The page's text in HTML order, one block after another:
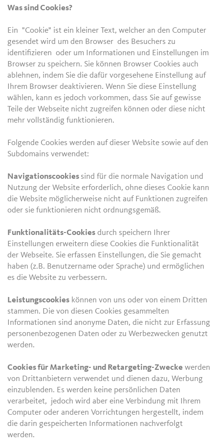
Was sind Cookies?
Ein "Cookie" ist ein kleiner Text, welcher an den Computer
gesendet wird um den Browser des Besuchers zu
identifizieren oder um Informationen und Einstellungen im
Browser zu speichern. Sie können Browser Cookies auch
ablehnen, indem Sie die dafür vorgesehene Einstellung auf
Ihrem Browser deaktivieren. Wenn Sie diese Einstellung
wählen, kann es jedoch vorkommen, dass Sie auf gewisse
Teile der Webseite nicht zugreifen können oder diese nicht
mehr vollständig funktionieren.
Folgende Cookies werden auf dieser Website sowie auf den
Subdomains verwendet:
Navigationscookies sind für die normale Navigation und
Nutzung der Website erforderlich, ohne dieses Cookie kann
die Website möglicherweise nicht auf Funktionen zugreifen
oder sie funktionieren nicht ordnungsgemäß.
Funktionalitäts-Cookies durch speichern Ihrer
Einstellungen erweitern diese Cookies die Funktionalität
der Webseite. Sie erfassen Einstellungen, die Sie gemacht
haben (z.B. Benutzername oder Sprache) und ermöglichen
es die Website zu verbessern.
Leistungscookies können von uns oder von einem Dritten
stammen. Die von diesen Cookies gesammelten
Informationen sind anonyme Daten, die nicht zur Erfassung
personenbezogenen Daten oder zu Werbezwecken genutzt
werden.
Cookies für Marketing- und Retargeting-Zwecke werden
von Drittanbietern verwendet und dienen dazu, Werbung
einzublenden. Es werden keine persönlichen Daten
verarbeitet, jedoch wird aber eine Verbindung mit Ihrem
Computer oder anderen Vorrichtungen hergestellt, indem
die darin gespeicherten Informationen nachverfolgt
werden.